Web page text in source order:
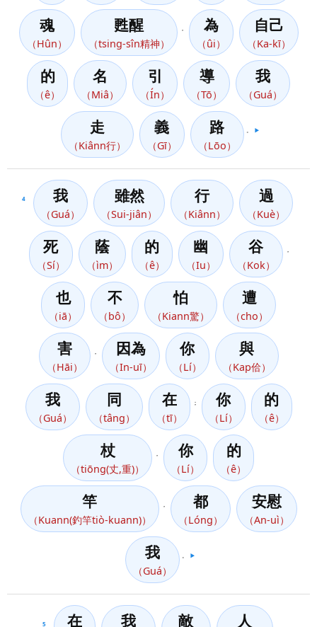
魂
（Hûn）
甦醒
（tsing-sîn精神）
為
（ûi）
自己
（Ka-kī）
的
（ê）
名
（Miâ）
引
（Ín）
導
（Tō）
我
（Guá）
走
（Kiânn行）
義
（Gī）
路
（Lōo）
▶️
4 我
（Guá）
雖然
（Sui-jiân）
行
（Kiânn）
過
（Kuè）
死
（Sí）
蔭
（ìm）
的
（ê）
幽
（Iu）
谷
（Kok）
也
（iā）
不
（bô）
怕
（Kiann驚）
遭
（cho）
害
（Hāi）
因為
（In-uī）
你
（Lí）
與
（Kap佮）
我
（Guá）
同
（tâng）
在
（tī）
； 你
（Lí）
的
（ê）
杖
（tiōng(丈,重)）
你
（Lí）
的
（ê）
竿
（Kuann(釣竿tiò-kuann)）
都
（Lóng）
安慰
（An-uì）
我
（Guá）
▶️
5 在 我 敵 人